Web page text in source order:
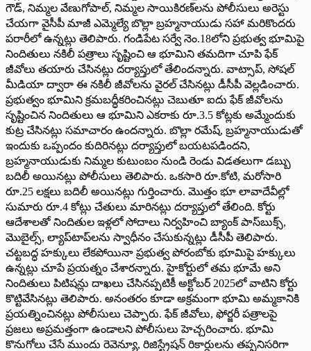
గౌడ్, నిమ్మల వేణుగోపాల్, నిమ్మల సాయికిరణ్‌లను పోలీసులు అరెస్టు
చేయగా వైసీపీ మాజీ ఎమ్మెల్యే బొల్లా బ్రహ్మనాయుడు సహా మరికొందరు
పరారీలో ఉన్నట్లు తెలిపారు. గండిపేట సర్వే నెం.18లోని ప్రభుత్వ భూమిపై
నిందితులు నకిలీ పత్రాలు సృష్టించి ఆ భూమిని తమదిగా చూపి ఫేక్
జీవోలు తయారు చేసినట్లు దర్యాప్తులో తేలిందన్నారు. వాట్సాప్, సోషల్
మీడియా ద్వారా ఈ నకిలీ జీవోలను వైరల్ చేసినట్లు డీసీపీ వెల్లడించారు.
ప్రభుత్వం భూమిని క్రమబద్ధీకరించినట్లు చెబుతూ ఐదు ఫేక్ జీవోలను
సృష్టించిన నిందితులు ఆ భూమిని ఎకరాకు రూ.3.5 కోట్లకు అమ్మేందుకు
కుట్ర చేసినట్లు సమాచారం ఉందన్నారు. బొల్లా రమేష్, బ్రహ్మనాయుడుతో
ఇందుకు ఒప్పందం కుదిరినట్లు దర్యాప్తులో బయటపడిందని,
బ్రహ్మనాయుడుకు నిమ్మల కుటుంబం నుండి రెండు విడతలుగా డబ్బు
బదిలీ అయినట్లు పోలీసులు తెలిపారు. ఒకసారి రూ.కోటి, మరోసారి
రూ.25 లక్షలు బదిలీ అయినట్లు గుర్తించారు. మొత్తం భూ లావాదేవీల్లో
సుమారు రూ.4 కోట్లు చేతులు మారినట్లు దర్యాప్తులో తేలింది. కోర్టు
ఆదేశాలతో నిందితుల ఇళ్లలో సోదాలు నిర్వహించి బ్యాంక్ పాస్‌బుక్స్,
మొబైల్స్, ల్యాప్‌టాప్‌లను స్వాధీనం చేసుకున్నట్లు డీసీపీ తెలిపారు.
చట్టబద్ధ హక్కులు లేకపోయినా ప్రభుత్వ పోరంబోకు భూమిపై హక్కులు
ఉన్నట్లు చూపే ప్రయత్నం చేశారన్నారు. హైకోర్టులో తమ భూమే అని
నిందితులు పిటిషన్లు దాఖలు చేసినప్పటికీ అక్టోబర్ 2025లో వాటిని కోర్టు
కొట్టివేసినట్లు తెలిపారు. అనంతరం కూడా అక్రమంగా భూమి అమ్మకానికి
ప్రయత్నించినట్లు పోలీసులు చెప్పారు. ఫేక్ జీవోలు, ఫోర్జరీ పత్రాలపై
ప్రజలు అప్రమత్తంగా ఉండాలని పోలీసులు హెచ్చరించారు. భూమి
కొనుగోలు చేసే ముందు రెవెన్యూ, రిజిస్ట్రేషన్ రికార్డులను తప్పనిసరిగా